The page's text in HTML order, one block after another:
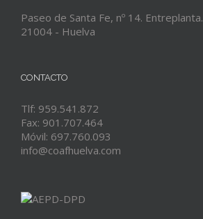
Paseo de Santa Fe, nº 14. Entreplanta.
21004 - Huelva
CONTACTO
Tlf: 959.541.872
Fax: 901.707.464
Móvil: 697.760.093
info@coafhuelva.com